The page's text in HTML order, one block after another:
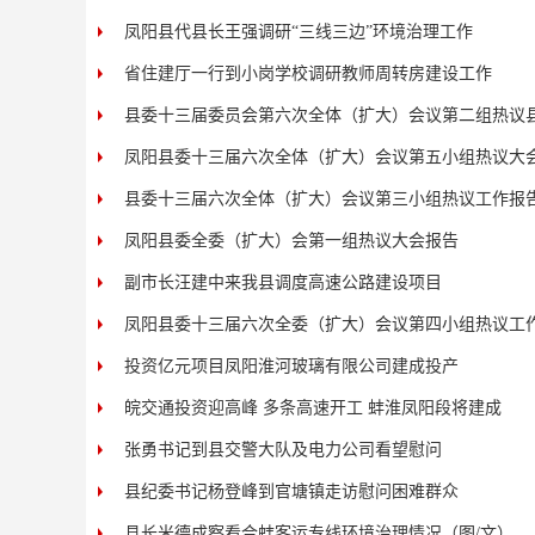
凤阳县代县长王强调研“三线三边”环境治理工作
省住建厅一行到小岗学校调研教师周转房建设工作
县委十三届委员会第六次全体（扩大）会议第二组热议
凤阳县委十三届六次全体（扩大）会议第五小组热议大
县委十三届六次全体（扩大）会议第三小组热议工作报
凤阳县委全委（扩大）会第一组热议大会报告
副市长汪建中来我县调度高速公路建设项目
凤阳县委十三届六次全委（扩大）会议第四小组热议工
投资亿元项目凤阳淮河玻璃有限公司建成投产
皖交通投资迎高峰 多条高速开工 蚌淮凤阳段将建成
张勇书记到县交警大队及电力公司看望慰问
县纪委书记杨登峰到官塘镇走访慰问困难群众